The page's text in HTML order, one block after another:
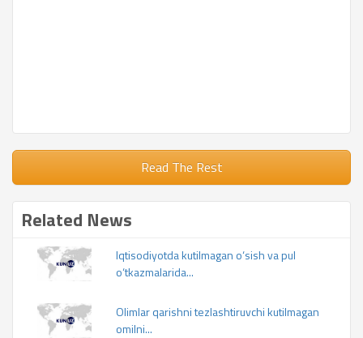
Read The Rest
Related News
Iqtisodiyotda kutilmagan o‘sish va pul
o‘tkazmalarida...
Olimlar qarishni tezlashtiruvchi kutilmagan
omilni...